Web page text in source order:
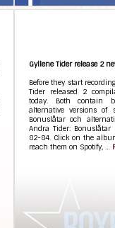
Gyllene Tider release 2
Before they start
Tider released 2
today. Both contain
alternative versions of
Bonuslåtar och
Andra Tider:
82-84. Click on the
reach them on Spotify, …